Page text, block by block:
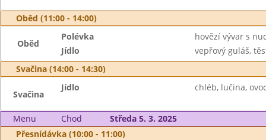
Oběd (11:00 - 14:00)
Oběd
Polévka
hovězí vývar s
Jídlo
vepřový guláš,
Svačina (14:00 - 14:30)
Svačina
Jídlo chléb, lučina,
Menu Chod
Středa 5. 3. 2025
Přesnídávka (10:00 - 11:00)